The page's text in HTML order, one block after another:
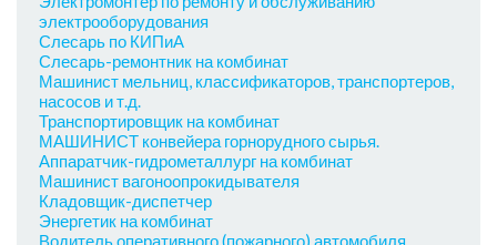
электрооборудования
Слесарь по КИПиА
Слесарь-ремонтник на комбинат
Машинист мельниц, классификаторов, транспортеров,
насосов и т.д.
Транспортировщик на комбинат
МАШИНИСТ конвейера горнорудного сырья.
Аппаратчик-гидрометаллург на комбинат
Машинист вагоноопрокидывателя
Кладовщик-диспетчер
Энергетик на комбинат
Водитель оперативного (пожарного) автомобиля